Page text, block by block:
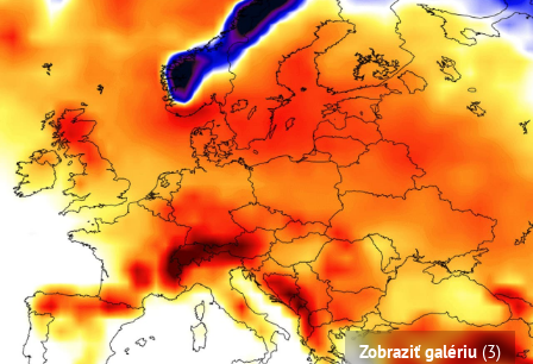
Zobraziť galériu(3)